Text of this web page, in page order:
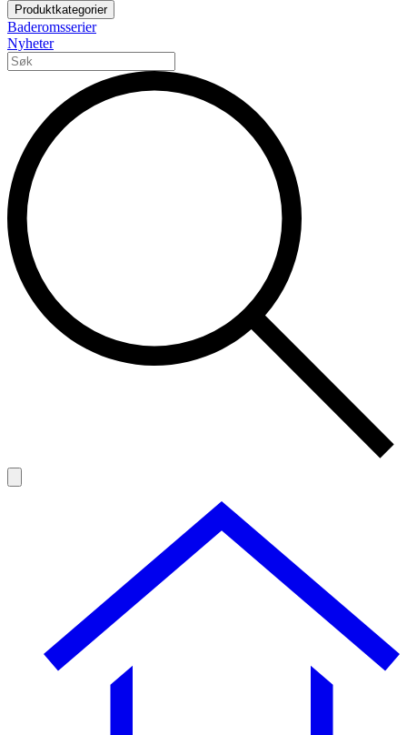
Produktkategorier
Baderomsserier
Nyheter